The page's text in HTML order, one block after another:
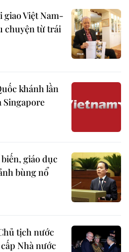
giao Việt Nam-
chuyện từ trái
khánh lần
Singapore
giáo dục
bùng nổ
tịch nước
Nhà nước